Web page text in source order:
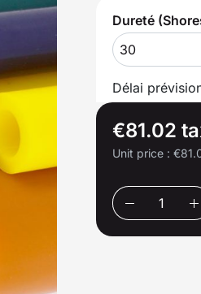
Dureté
30
Délai
€81.02
Unit price :